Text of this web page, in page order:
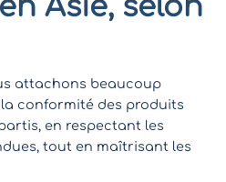
Asie, selon
attachons beaucoup
conformité des produits
en respectant les
tout en maîtrisant les